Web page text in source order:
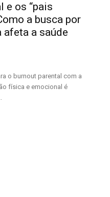
e os “pais
a busca por
a saúde
o burnout parental com a
física e emocional é